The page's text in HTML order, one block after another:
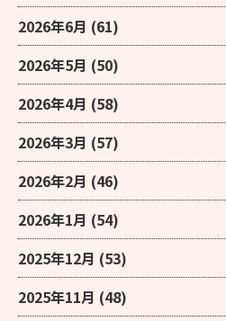
2026年6月 (61)
2026年5月 (50)
2026年4月 (58)
2026年3月 (57)
2026年2月 (46)
2026年1月 (54)
2025年12月 (53)
2025年11月 (48)